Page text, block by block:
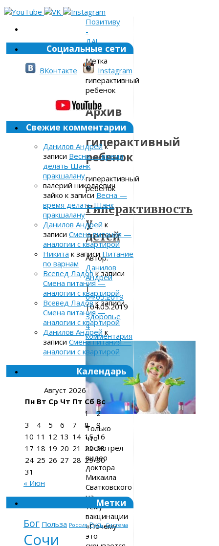
Позитиву
-
ДА!
»
Метка
»
гиперактивный
ребенок
Архив
метки:
гиперактивный
ребенок
гиперактивный
ребенок
Гиперактивность
у
детей
Автор:
Данилов
Андрей
|
04.05.2019
|04.05.2019
Здоровье
4
комментария
Только
что
посмотрел
видео
доктора
Михаила
Сватковского
на
тему
вакцинации
«Почему
это
Социальные сети
ВКонтакте Instagram
Свежие комментарии
Данилов Андрейк
записи Весна — время
делать Шанк
пракшалану
валерий николаевич
зайко к записи Весна —
время делать Шанк
пракшалану
Данилов Андрей к
записи Смена питания —
аналогии с квартирой
Никита к записи Питание
по варнам
Всевед Ладовк записи
Смена питания —
аналогии с квартирой
Всевед Ладовк записи
Смена питания —
аналогии с квартирой
Данилов Андрей к
записи Смена питания —
аналогии с квартирой
Календарь
Август 2026
Пн Вт Ср Чт Пт Сб Вс
1
2
3
4 5 6 7 8
9
10 11 12 13 14 15 16
17 18 19 20 21 22 23
24 25 26 27 28 29 30
31
« Июн
Метки
Бог Польза Россия Русь Система
Сочи